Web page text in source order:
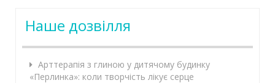
Наше дозвілля
Арттерапія з глиною у дитячому будинку
«Перлинка»: коли творчість лікує серце